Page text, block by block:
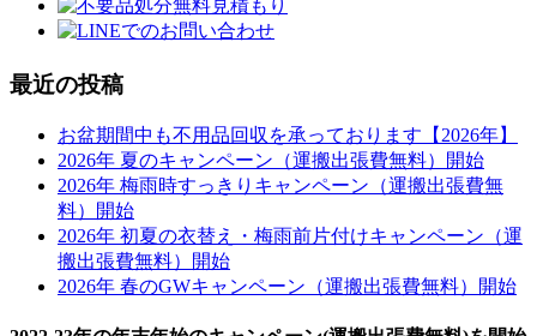
最近の投稿
お盆期間中も不用品回収を承っております【2026年】
2026年 夏のキャンペーン（運搬出張費無料）開始
2026年 梅雨時すっきりキャンペーン（運搬出張費無
料）開始
2026年 初夏の衣替え・梅雨前片付けキャンペーン（運
搬出張費無料）開始
2026年 春のGWキャンペーン（運搬出張費無料）開始